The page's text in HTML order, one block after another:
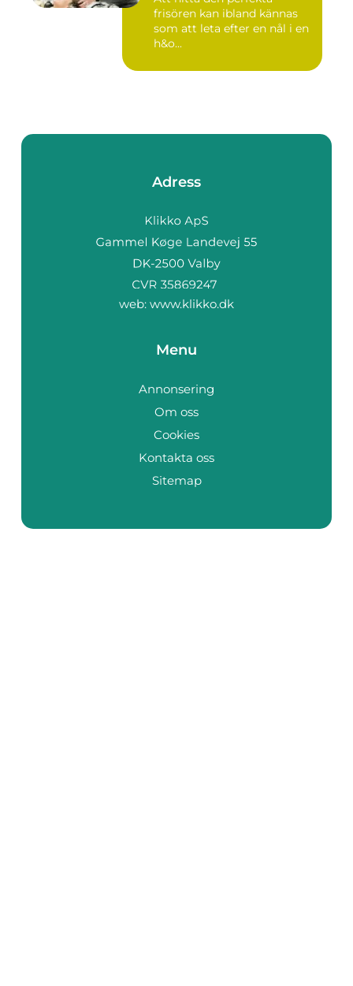
frisören kan ibland kännas
som att leta efter en nål i en
h&o...
Adress
web: www.klikko.dk
Menu
Annonsering
Om oss
Cookies
Kontakta oss
Sitemap